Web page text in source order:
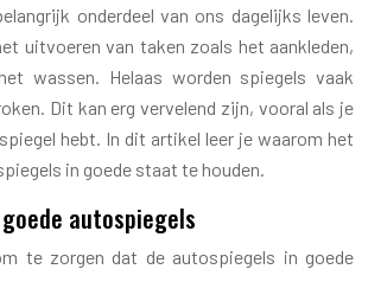
onderdeel van ons dagelijks leven.
uitvoeren van taken zoals het aankleden,
wassen. Helaas worden spiegels vaak
Dit kan erg vervelend zijn, vooral als je
hebt. In dit artikel leer je waarom het
in goede staat te houden.
autospiegels
te zorgen dat de autospiegels in goede